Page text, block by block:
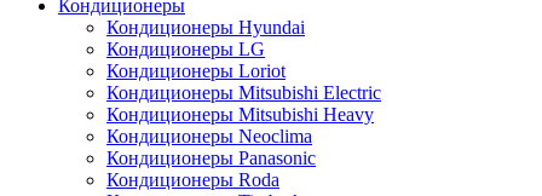
Кондиционеры
Кондиционеры Hyundai
Кондиционеры LG
Кондиционеры Loriot
Кондиционеры Mitsubishi Electric
Кондиционеры Mitsubishi Heavy
Кондиционеры Neoclima
Кондиционеры Panasonic
Кондиционеры Roda